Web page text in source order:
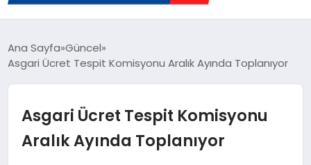
ANASAYFA
GÜNCEL
Ana Sayfa Güncel
Asgari Ücret Tespit Komisyonu Aralık Ayında Toplanıyor
Asgari Ücret Tespit Komisyonu
Aralık Ayında Toplanıyor